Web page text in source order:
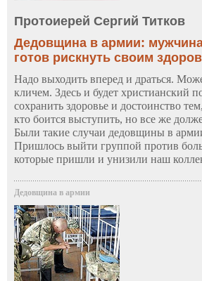
Протоиерей Сергий Титков
Дедовщина в армии:
готов рискнуть своим
Надо выходить вперед и драться.
кличем. Здесь и будет христианский
сохранить здоровье и достоинство
кто боится выступить, но все же
Были такие случаи дедовщины в
Пришлось выйти группой против
которые пришли и унизили наш
Дедовщина в армии